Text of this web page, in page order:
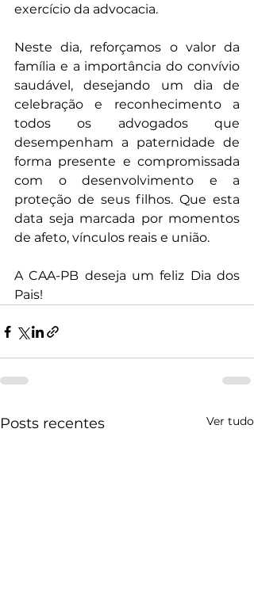
exercício da advocacia.
Neste dia, reforçamos o valor da
família e a importância do convívio
saudável, desejando um dia de
celebração e reconhecimento a
todos os advogados que
desempenham a paternidade de
forma presente e compromissada
com o desenvolvimento e a
proteção de seus filhos. Que esta
data seja marcada por momentos
de afeto, vínculos reais e união.
A CAA-PB deseja um feliz Dia dos
Pais!
Posts recentes Ver tudo